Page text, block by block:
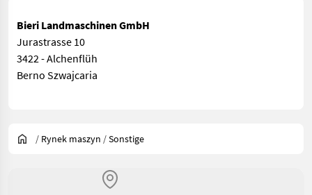
Bieri Landmaschinen GmbH
Jurastrasse 10
3422 - Alchenflüh
Berno Szwajcaria
/ Rynek maszyn /Sonstige